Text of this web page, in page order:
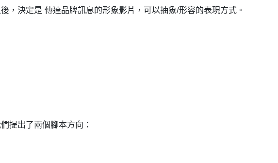
，決定是 傳達品牌訊息的形象影片，可以抽象/形容的表現方式。
提出了兩個腳本方向：